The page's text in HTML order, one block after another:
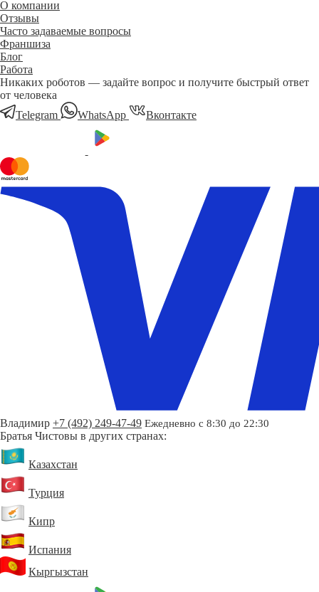
О компании
Отзывы
Часто задаваемые вопросы
Франшиза
Блог
Работа
Никаких роботов — задайте вопрос и получите быстрый ответ
от человека
Telegram
WhatsApp Вконтакте
Владимир +7 (492) 249-47-49 Ежедневно с 8:30 до 22:30
Братья Чистовы в других странах:
Казахстан
Турция
Кипр
Испания
Кыргызстан